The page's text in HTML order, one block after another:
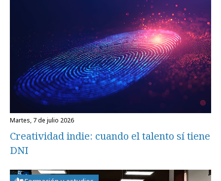
martes, 7 de julio 2026
Creatividad indie: cuando el talento sí tiene
DNI